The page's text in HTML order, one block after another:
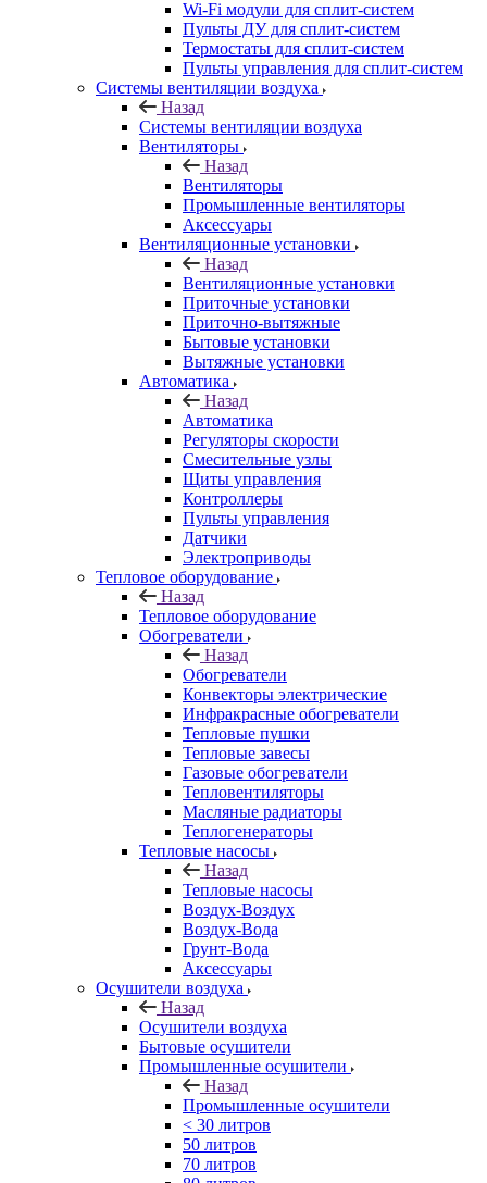
Wi-Fi модули для сплит-систем
Пульты ДУ для сплит-систем
Термостаты для сплит-систем
Пульты управления для сплит-систем
Системы вентиляции воздуха
Назад
Системы вентиляции воздуха
Вентиляторы
Назад
Вентиляторы
Промышленные вентиляторы
Аксессуары
Вентиляционные установки
Назад
Вентиляционные установки
Приточные установки
Приточно-вытяжные
Бытовые установки
Вытяжные установки
Автоматика
Назад
Автоматика
Регуляторы скорости
Смесительные узлы
Щиты управления
Контроллеры
Пульты управления
Датчики
Электроприводы
Тепловое оборудование
Назад
Тепловое оборудование
Обогреватели
Назад
Обогреватели
Конвекторы электрические
Инфракрасные обогреватели
Тепловые пушки
Тепловые завесы
Газовые обогреватели
Тепловентиляторы
Масляные радиаторы
Теплогенераторы
Тепловые насосы
Назад
Тепловые насосы
Воздух-Воздух
Воздух-Вода
Грунт-Вода
Аксессуары
Осушители воздуха
Назад
Осушители воздуха
Бытовые осушители
Промышленные осушители
Назад
Промышленные осушители
< 30 литров
50 литров
70 литров